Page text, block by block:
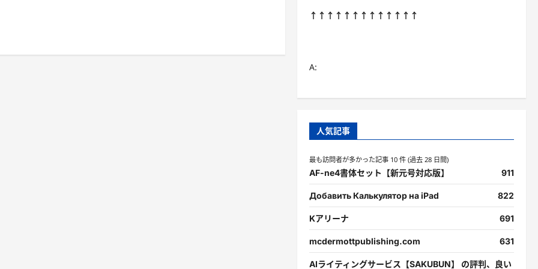
↑↑↑↑↑↑↑↑↑↑↑↑↑
A:
人気記事
最も訪問者が多かった記事 10 件 (過去 28 日間)
AF-ne4書体セット【新元号対応版】 911
Добавить Калькулятор на iPad 822
Kアリーナ 691
mcdermottpublishing.com 631
AIライティングサービス【SAKUBUN】 の評判、良い